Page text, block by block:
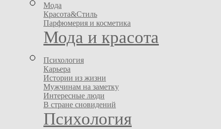
Мода
Красота&Стиль
Парфюмерия и косметика
Мода и красота
Психология
Карьера
Истории из жизни
Мужчинам на заметку
Интересные люди
В стране сновидений
Психология